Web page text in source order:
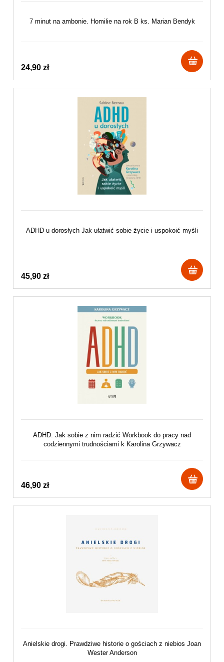
7 minut na ambonie. Homilie na rok B ks. Marian Bendyk
24,90 zł
ADHD u dorosłych Jak ułatwić sobie życie i uspokoić myśli
45,90 zł
ADHD. Jak sobie z nim radzić Workbook do pracy nad
codziennymi trudnościami k Karolina Grzywacz
46,90 zł
Anielskie drogi. Prawdziwe historie o gościach z niebios Joan
Wester Anderson